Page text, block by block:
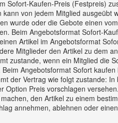
Sofort-Kaufen-Preis (Festpreis)
von jedem Mitglied ausgeübt
wurde oder die Gebote einen
Beim Angebotsformat Sofort-
Artikel im Angebotsformat
Mitglieder den Artikel zu dem
zustande, wenn ein Mitglied die
Angebotsformat Sofort kaufen
der Vertrag wie folgt zustande: In
Option Preis vorschlagen versehen.
den Artikel zu einem
annehmen, ablehnen oder einen